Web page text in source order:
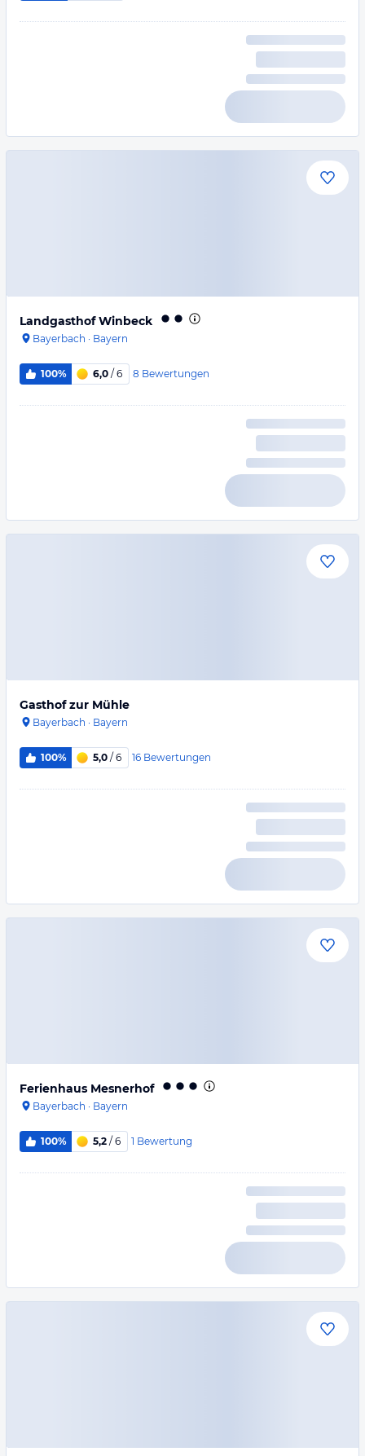
Landgasthof Winbeck
Bayerbach · Bayern
100% 6,0 / 6 8 Bewertungen
Gasthof zur Mühle
Bayerbach · Bayern
100% 5,0 / 6 16 Bewertungen
Ferienhaus Mesnerhof
Bayerbach · Bayern
100% 5,2 / 6 1 Bewertung